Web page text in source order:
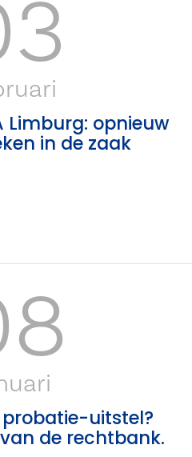
Limburg: opnieuw
in de zaak
probatie-uitstel?
de rechtbank.